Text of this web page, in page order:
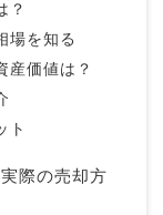
？
場を知る
産価値は？
ト
際の売却方